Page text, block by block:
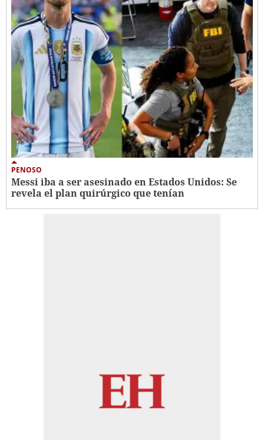
PENOSO
Messi iba a ser asesinado en Estados Unidos: Se
revela el plan quirúrgico que tenían